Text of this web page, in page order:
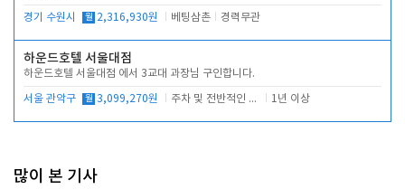
경기 수원시 월 2,316,930원 베팅삼촌 경력무관
하운드호텔 서울대점
하운드호텔 서울대점 에서 3교대 과장님 구인합니다.
서울 관악구 월 3,099,270원 주차 및 전반적인 당번업무 1년 이상
많이 본 기사